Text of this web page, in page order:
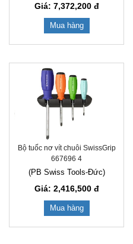
Giá: 7,372,200đ
Mua hàng
Bộ tuốc nơ vít chuôi SwissGrip
667696 4
(PB Swiss Tools-Đức)
Giá: 2,416,500đ
Mua hàng